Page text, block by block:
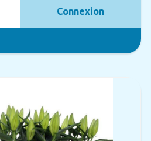
Connexion